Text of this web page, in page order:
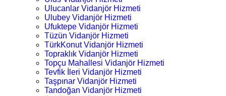
Ulucanlar Vidanjör Hizmeti
Ulubey Vidanjör Hizmeti
Ufuktepe Vidanjör Hizmeti
Tüzün Vidanjör Hizmeti
TürkKonut Vidanjör Hizmeti
Topraklık Vidanjör Hizmeti
Topçu Mahallesi Vidanjör Hizmeti
Tevfik İleri Vidanjör Hizmeti
Taşpınar Vidanjör Hizmeti
Tandoğan Vidanjör Hizmeti